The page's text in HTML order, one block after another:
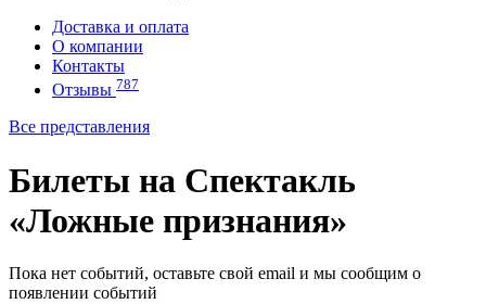
Доставка и оплата
О компании
Контакты
Отзывы 787
Все представления
Билеты на Спектакль
«Ложные признания»
Пока нет событий, оставьте свой email и мы сообщим о
появлении событий